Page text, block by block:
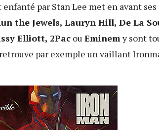
enfanté par Stan Lee met en avant
the Jewels, Lauryn Hill, De La
Elliott, 2Pacou Eminemy sont
par exemple un vaillant